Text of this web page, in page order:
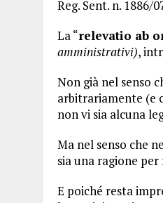
Reg. Sent. n. 1886/
La “relevatio ab
amministrativi),
Non già nel senso
arbitrariamente (e
non vi sia alcuna
Ma nel senso che
sia una ragione
E poiché resta